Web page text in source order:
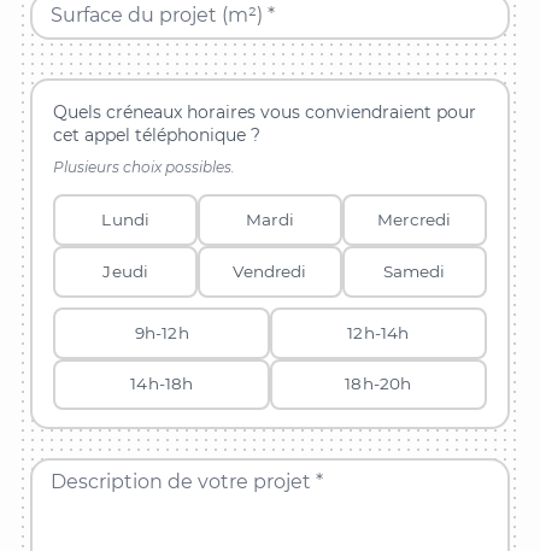
Surface du projet (m²) *
Quels créneaux horaires vous conviendraient pour
cet appel téléphonique ?
Plusieurs choix possibles.
Lundi Mardi Mercredi
Jeudi Vendredi Samedi
9h-12h 12h-14h
14h-18h 18h-20h
Description de votre projet *